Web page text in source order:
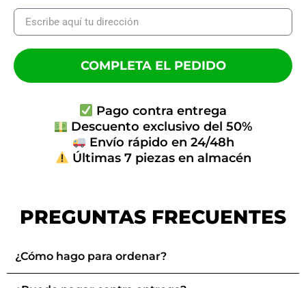
COMPLETA EL PEDIDO
Pago contra entrega
Descuento exclusivo del 50%
Envío rápido en 24/48h
Últimas 7 piezas en almacén
PREGUNTAS FRECUENTES
¿Cómo hago para ordenar?